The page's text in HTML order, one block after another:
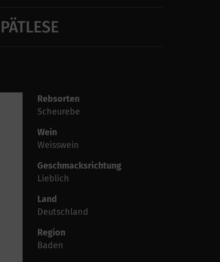
Rebsorten
Scheurebe
Wein
Weisswein
Geschmacksrichtung
Lieblich
Land
Deutschland
Region
Baden